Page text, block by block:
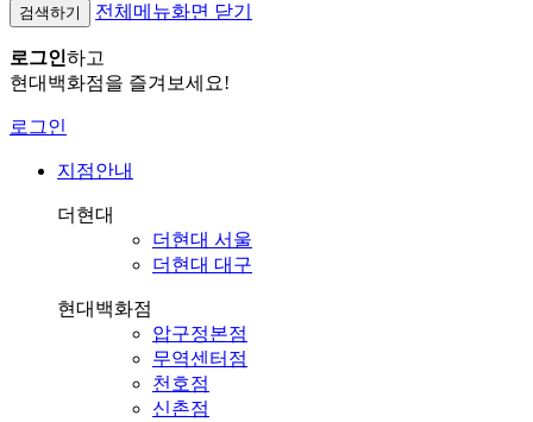
검색하기 전체메뉴화면 닫기
로그인하고
현대백화점을 즐겨보세요!
로그인
지점안내
더현대
더현대 서울
더현대 대구
현대백화점
압구정본점
무역센터점
천호점
신촌점